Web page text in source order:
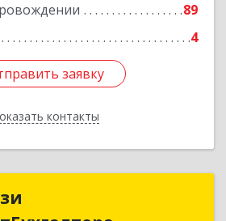
89
4
заявку
контакты
заявку
Назад